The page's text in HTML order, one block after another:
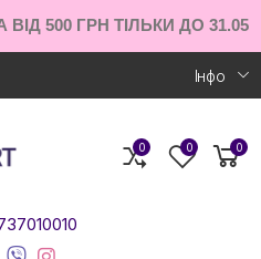
500 ГРН ТІЛЬКИ ДО 31.05
Iнфо
0 0 0